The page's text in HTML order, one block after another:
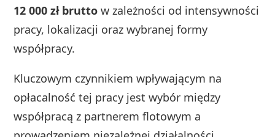
12 000 zł brutto w zależności od intensywności
pracy, lokalizacji oraz wybranej formy
współpracy.
Kluczowym czynnikiem wpływającym na
opłacalność tej pracy jest wybór między
współpracą z partnerem flotowym a